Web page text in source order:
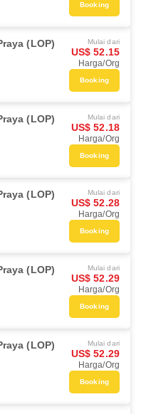
Booking
(LOP) Mulai dari
US$ 52.15
Harga/Org
Booking
(LOP) Mulai dari
US$ 52.18
Harga/Org
Booking
(LOP) Mulai dari
US$ 52.28
Harga/Org
Booking
(LOP) Mulai dari
US$ 52.29
Harga/Org
Booking
(LOP) Mulai dari
US$ 52.29
Harga/Org
Booking